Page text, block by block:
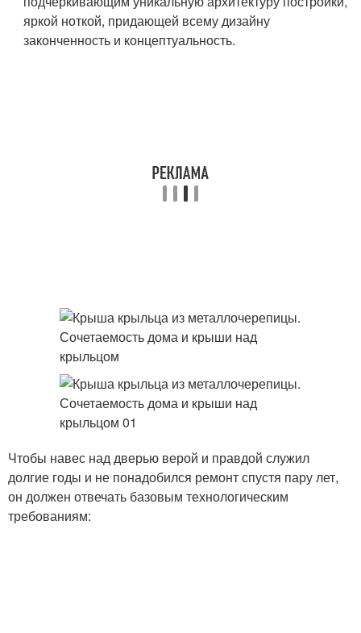
яркой ноткой, придающей всему дизайну
законченность и концептуальность.
Чтобы навес над дверью верой и правдой служил
долгие годы и не понадобился ремонт спустя пару лет,
он должен отвечать базовым технологическим
требованиям: